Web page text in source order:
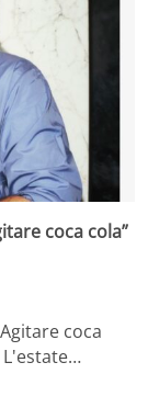
coca cola”
coca
L'estate…